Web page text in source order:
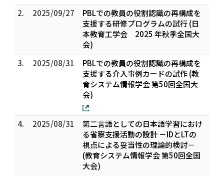
2.
2025/09/27
PBLでの教員の役割認識の再構成を
支援する研修プログラムの試行 (日
本教育工学会 2025 年秋季全国大
会)
3.
2025/08/31
PBLでの教員の役割認識の再構成を
支援する介入事例カードの試作 (教
育システム情報学会 第50回全国大
会)
4. 2025/08/31
第二言語としての日本語学習におけ
る省察支援活動の設計 －IDとLTの
視点による妥当性の理論的検討－
(教育システム情報学会 第50回全国
大会)